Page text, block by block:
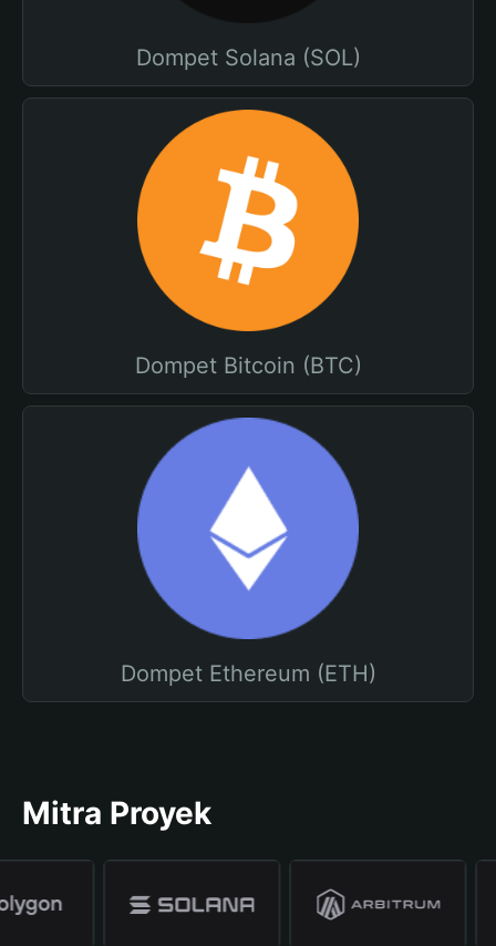
Dompet Solana (SOL)
Dompet Bitcoin (BTC)
Dompet Ethereum (ETH)
Mitra Proyek